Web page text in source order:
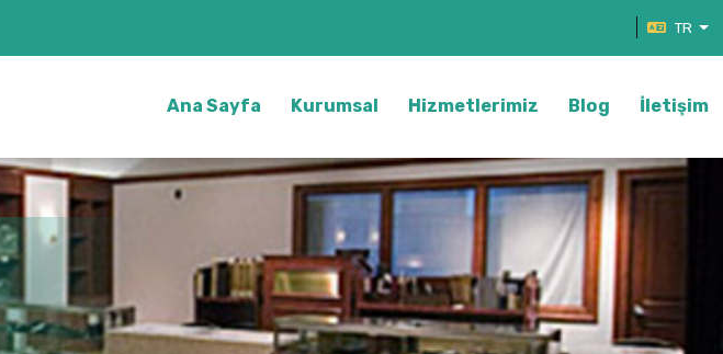
TR
Ana Sayfa Kurumsal Hizmetlerimiz Blog İletişim